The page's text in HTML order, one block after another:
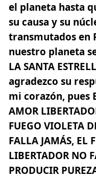
el planeta hasta
su causa y su
transmutados en
nuestro planeta
LA SANTA
agradezco su
mi corazón, pues
AMOR
FUEGO VIOLETA
FALLA JAMÁS, EL
LIBERTADOR NO
PRODUCIR